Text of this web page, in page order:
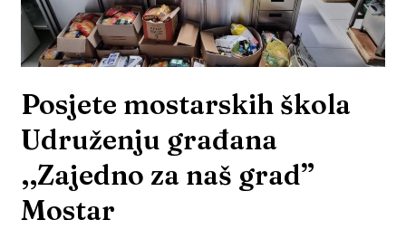
Posjete mostarskih škola
Udruženju građana
,,Zajedno za naš grad”
Mostar